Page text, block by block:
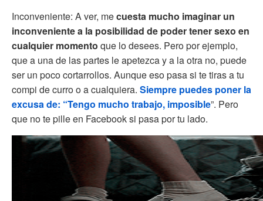
Inconveniente: A ver, mecuesta mucho imaginar un
inconveniente a la posibilidad de poder tener sexo en
cualquier momento que lo desees. Pero por ejemplo,
que a una de las partes le apetezca y a la otra no, puede
ser un poco cortarrollos. Aunque eso pasa si te tiras a tu
compi de curro o a cualquiera. Siempre puedes poner la
excusa de: “Tengo mucho trabajo, imposible”. Pero
que no te pille en Facebook si pasa por tu lado.